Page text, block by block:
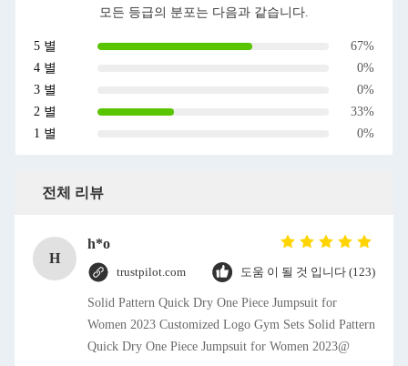
모든 등급의 분포는 다음과 같습니다.
5 별
67%
4 별
0%
3 별
0%
2 별
33%
1 별
0%
전체 리뷰
H
h*o
trustpilot.com 도움 이 될 것 입니다 (123)
Solid Pattern Quick Dry One Piece Jumpsuit for
Women 2023 Customized Logo Gym Sets Solid Pattern
Quick Dry One Piece Jumpsuit for Women 2023@